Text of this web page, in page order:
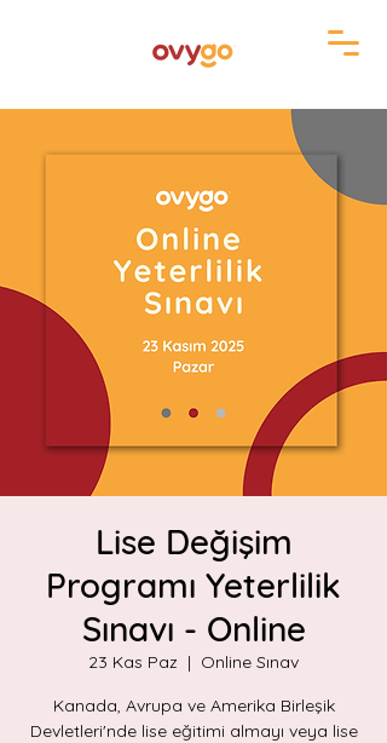
Lise Değişim
Programı Yeterlilik
Sınavı - Online
23 Kas Paz
  |
Online Sınav
Kanada, Avrupa ve Amerika Birleşik
Devletleri'nde lise eğitimi almayı veya lise